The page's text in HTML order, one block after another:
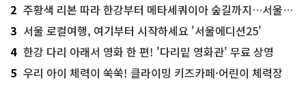
2 주황색 리본 따라 한강부터 메타세쿼이아 숲길까지…서울둘레길 15코스
3 서울 로컬여행, 여기부터 시작하세요 '서울에디션25'
4 한강 다리 아래서 영화 한 편! '다리밑 영화관' 무료 상영
5 우리 아이 체력이 쑥쑥! 클라이밍 키즈카페·어린이 체력장